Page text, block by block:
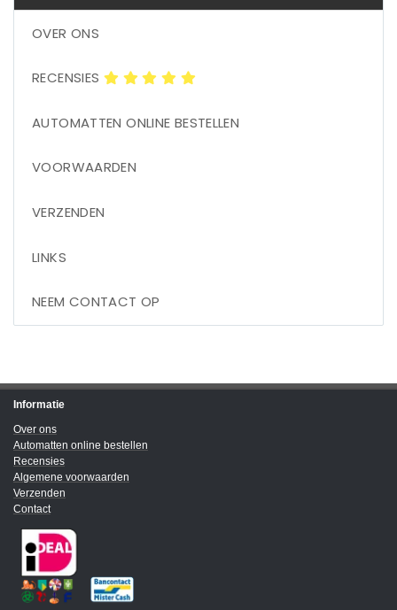
OVER ONS
RECENSIES
AUTOMATTEN ONLINE BESTELLEN
VOORWAARDEN
VERZENDEN
LINKS
NEEM CONTACT OP
Informatie
Over ons
Automatten online bestellen
Recensies
Algemene voorwaarden
Verzenden
Contact